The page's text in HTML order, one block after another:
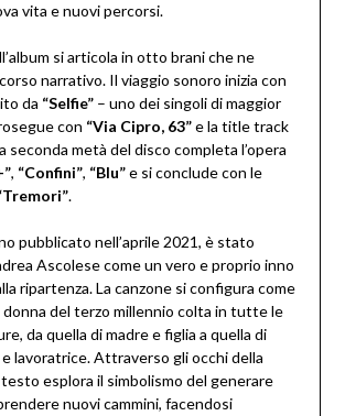
vita e nuovi percorsi.
si articola in otto brani che ne
narrativo. Il viaggio sonoro inizia con
da “Selfie”– uno dei singoli di maggior
con “Via Cipro, 63”e la title track
seconda metà del disco completa l’opera
, “Confini”, “Blu”e si conclude con le
.
pubblicato nell’aprile 2021, è stato
Ascolese come un vero e proprio inno
ripartenza. La canzone si configura come
donna del terzo millennio colta in tutte le
da quella di madre e figlia a quella di
lavoratrice. Attraverso gli occhi della
esplora il simbolismo del generare
nuovi cammini, facendosi